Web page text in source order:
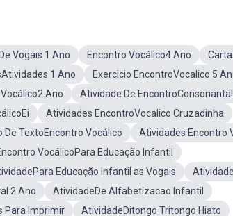
Vogais 1 Ano Encontro Vocálico4 Ano
1 Ano
Exercicio EncontroVocalico 5
Ano
Atividade De
Atividades EncontroVocalico Cruzadinha
De TextoEncontro Vocálico
Atividades Encontro
VocálicoPara Educação Infantil
Educação Infantil as Vogais
2 Ano
AtividadeDe Alfabetizacao Infantil
Para Imprimir
AtividadeDitongo Tritongo Hiato